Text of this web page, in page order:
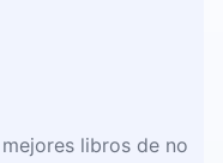
libros de no